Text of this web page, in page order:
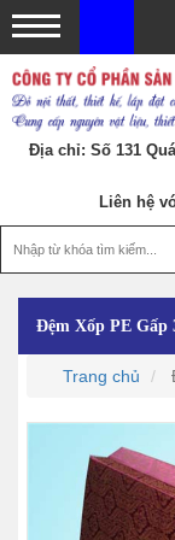
Địa chỉ: Số 131
Liên hệ
Đệm Xốp PE Gấp
Trang chủ